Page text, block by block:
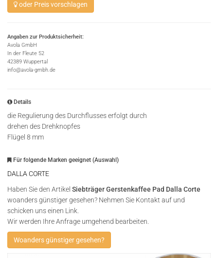
oder Preis vorschlagen
Angaben zur Produktsicherheit:
Avola GmbH
In der Fleute 52
42389 Wuppertal
info@avola-gmbh.de
Details
die Regulierung des Durchflusses erfolgt durch
drehen des Drehknopfes
Flügel 8 mm
Für folgende Marken geeignet (Auswahl)
DALLA CORTE
Haben Sie den Artikel Siebträger Gerstenkaffee Pad Dalla Corte
woanders günstiger gesehen? Nehmen Sie Kontakt auf und
schicken uns einen Link.
Wir werden Ihre Anfrage umgehend bearbeiten.
Woanders günstiger gesehen?